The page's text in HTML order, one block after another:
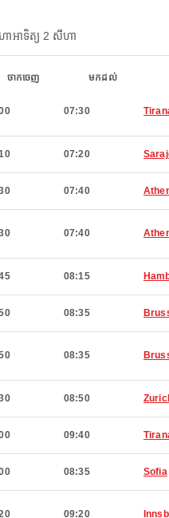
ាអាទិត្យ 2 សីហា
ចាកចេញ មកដល់
07:30
07:20
07:40
07:40
08:15
08:35
08:35
08:50
09:40
08:35 Sofia
09:20